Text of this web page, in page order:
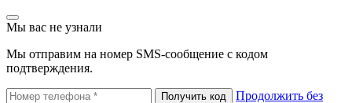
Мы вас не узнали
Мы отправим на номер SMS-сообщение с кодом
подтверждения.
Продолжить без